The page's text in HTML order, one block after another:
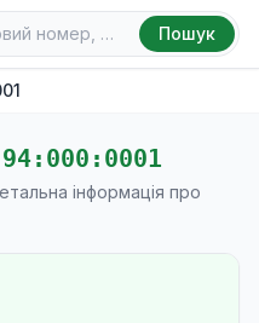
Пошук
інформація про